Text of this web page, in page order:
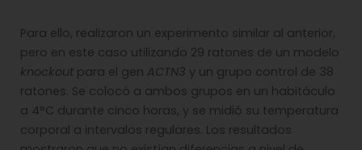
Para ello, realizaron un experimento similar al anterior,
pero en este caso utilizando 29 ratones de un modelo
knockout para el gen ACTN3 y un grupo control de 38
ratones. Se colocó a ambos grupos en un habitáculo
a 4°C durante cinco horas, y se midió su temperatura
corporal a intervalos regulares. Los resultados